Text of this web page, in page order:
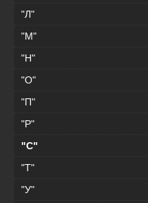
"Л"
"М"
"Н"
"О"
"П"
"Р"
"С"
"Т"
"У"